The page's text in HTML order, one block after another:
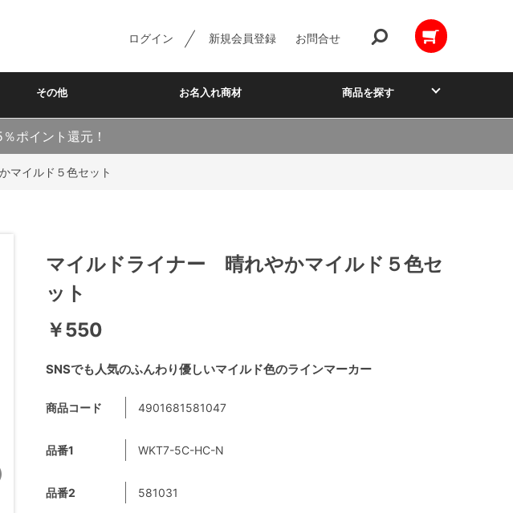
ログイン 新規会員登録 お問合せ
その他 お名入れ商材 商品を探す
ポイント還元！
マイルド５色セット
SNSでも人気のふんわり優しいマイルド色のラインマーカー
マイルドライナー 晴れやかマイルド５色セ
ット
￥550
商品コード 4901681581047
品番1 WKT7-5C-HC-N
品番2 581031